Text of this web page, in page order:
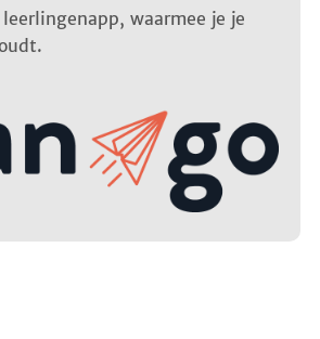
leerlingenapp, waarmee je je